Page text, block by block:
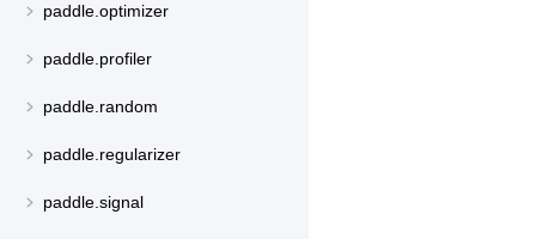
paddle.optimizer
paddle.profiler
paddle.random
paddle.regularizer
paddle.signal